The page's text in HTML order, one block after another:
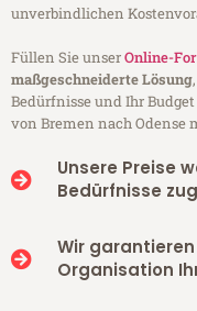
unverbindlichen
Füllen Sie unserOnline-
maßgeschneiderte Lösung
Bedürfnisse und Ihr
von Bremen nach Odense
Unsere Preise
Bedürfnisse
Wir
Organisation